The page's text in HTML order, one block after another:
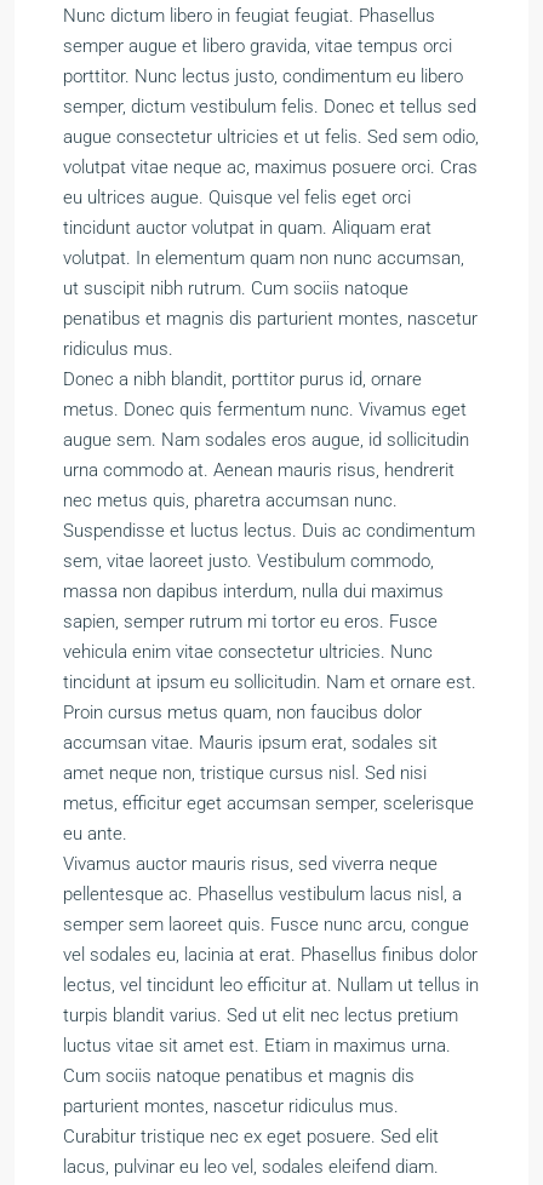
Nunc dictum libero in feugiat feugiat. Phasellus
semper augue et libero gravida, vitae tempus orci
porttitor. Nunc lectus justo, condimentum eu libero
semper, dictum vestibulum felis. Donec et tellus sed
augue consectetur ultricies et ut felis. Sed sem odio,
volutpat vitae neque ac, maximus posuere orci. Cras
eu ultrices augue. Quisque vel felis eget orci
tincidunt auctor volutpat in quam. Aliquam erat
volutpat. In elementum quam non nunc accumsan,
ut suscipit nibh rutrum. Cum sociis natoque
penatibus et magnis dis parturient montes, nascetur
ridiculus mus.
Donec a nibh blandit, porttitor purus id, ornare
metus. Donec quis fermentum nunc. Vivamus eget
augue sem. Nam sodales eros augue, id sollicitudin
urna commodo at. Aenean mauris risus, hendrerit
nec metus quis, pharetra accumsan nunc.
Suspendisse et luctus lectus. Duis ac condimentum
sem, vitae laoreet justo. Vestibulum commodo,
massa non dapibus interdum, nulla dui maximus
sapien, semper rutrum mi tortor eu eros. Fusce
vehicula enim vitae consectetur ultricies. Nunc
tincidunt at ipsum eu sollicitudin. Nam et ornare est.
Proin cursus metus quam, non faucibus dolor
accumsan vitae. Mauris ipsum erat, sodales sit
amet neque non, tristique cursus nisl. Sed nisi
metus, efficitur eget accumsan semper, scelerisque
eu ante.
Vivamus auctor mauris risus, sed viverra neque
pellentesque ac. Phasellus vestibulum lacus nisl, a
semper sem laoreet quis. Fusce nunc arcu, congue
vel sodales eu, lacinia at erat. Phasellus finibus dolor
lectus, vel tincidunt leo efficitur at. Nullam ut tellus in
turpis blandit varius. Sed ut elit nec lectus pretium
luctus vitae sit amet est. Etiam in maximus urna.
Cum sociis natoque penatibus et magnis dis
parturient montes, nascetur ridiculus mus.
Curabitur tristique nec ex eget posuere. Sed elit
lacus, pulvinar eu leo vel, sodales eleifend diam.